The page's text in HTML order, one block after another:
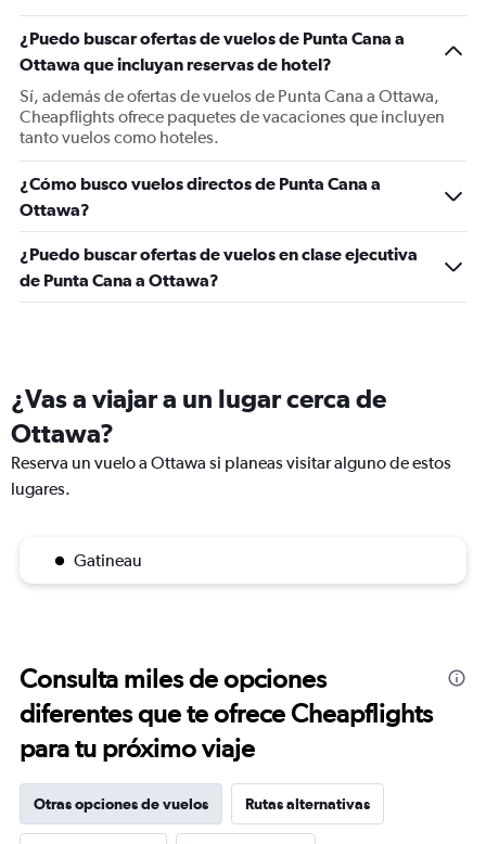
¿Puedo buscar ofertas de vuelos de Punta Cana a
Ottawa que incluyan reservas de hotel?
Sí, además de ofertas de vuelos de Punta Cana a Ottawa,
Cheapflights ofrece paquetes de vacaciones que incluyen
tanto vuelos como hoteles.
¿Cómo busco vuelos directos de Punta Cana a
Ottawa?
¿Puedo buscar ofertas de vuelos en clase ejecutiva
de Punta Cana a Ottawa?
¿Vas a viajar a un lugar cerca de
Ottawa?
Reserva un vuelo a Ottawa si planeas visitar alguno de estos
lugares.
Gatineau
Consulta miles de opciones
diferentes que te ofrece Cheapflights
para tu próximo viaje
Otras opciones de vuelos Rutas alternativas